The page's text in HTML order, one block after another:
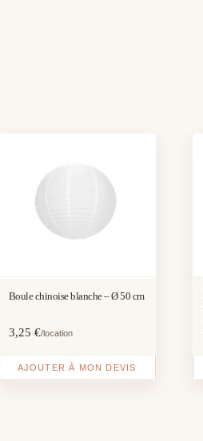
Boule chinoise blanche – Ø 50 cm
3,25 €/location
AJOUTER À MON DEVIS